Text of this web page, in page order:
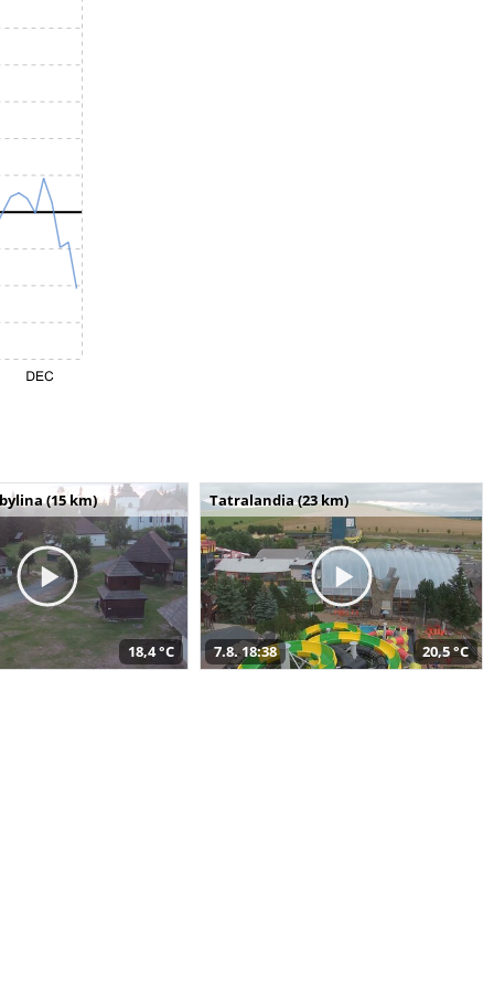
(15 km)
18,4 °C
Tatralandia (23 km)
7.8. 18:38 20,5 °C